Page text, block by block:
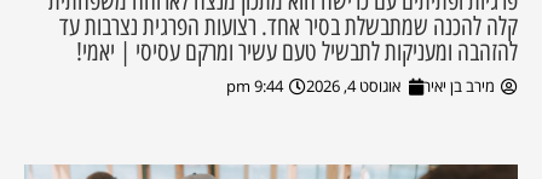
קלה להכנה שמתבשלת בסיר אחד. רצועות הפרגית נצרבות עד
להזהבה ומעניקות לתבשיל טעם עשיר ומרקם עסיסי | יאמי!
מירב בן יאיר אוגוסט 4, 2026 9:44 pm